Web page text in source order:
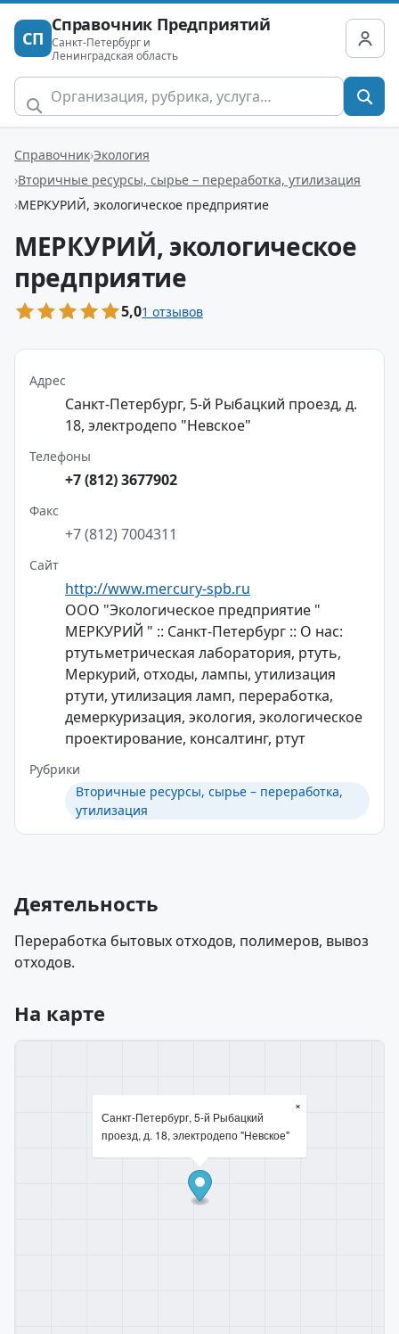
СП
Справочник Предприятий
Санкт-Петербург и
Ленинградская область
Справочник Экология
Вторичные ресурсы, сырье – переработка, утилизация
МЕРКУРИЙ, экологическое предприятие
МЕРКУРИЙ, экологическое
предприятие
5,01 отзывов
Адрес
Санкт-Петербург, 5-й Рыбацкий проезд, д.
18, электродепо "Невское"
Телефоны
+7 (812) 3677902
Факс
+7 (812) 7004311
Сайт
http://www.mercury-spb.ru
ООО "Экологическое предприятие "
МЕРКУРИЙ " :: Санкт-Петербург :: О нас:
ртутьметрическая лаборатория, ртуть,
Меркурий, отходы, лампы, утилизация
ртути, утилизация ламп, переработка,
демеркуризация, экология, экологическое
проектирование, консалтинг, ртут
Рубрики
Вторичные ресурсы, сырье – переработка,
утилизация
Деятельность
Переработка бытовых отходов, полимеров, вывоз
отходов.
На карте
Санкт-Петербург, 5-й Рыбацкий
проезд, д. 18, электродепо "Невское"
×